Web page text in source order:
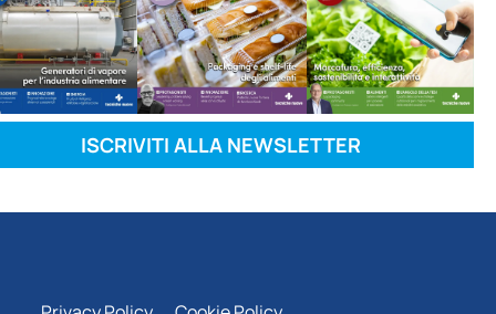
ISCRIVITI ALLA NEWSLETTER